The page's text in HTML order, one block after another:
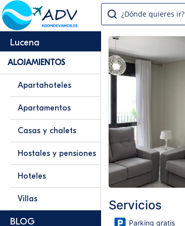
¿Dónde quieres ir?
Lucena
ALOJAMIENTOS
Apartahoteles
Apartamentos
Casas y chalets
Hostales y pensiones
Hoteles
Villas
BLOG
Servicios
Parking gratis